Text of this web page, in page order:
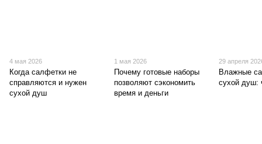
4 мая 2026
Когда салфетки не
справляются и нужен
сухой душ
1 мая 2026
Почему готовые наборы
позволяют сэкономить
время и деньги
29 апреля
Влажные
сухой душ: